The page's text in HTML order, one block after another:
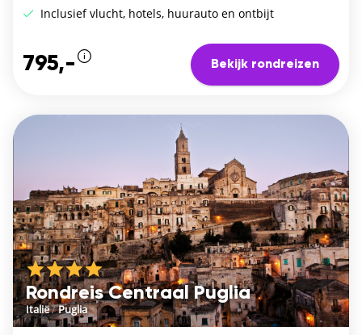
Inclusief vlucht, hotels, huurauto en ontbijt
795,- Bekijk rondreizen
Rondreis Centraal Puglia
Italië/Puglia